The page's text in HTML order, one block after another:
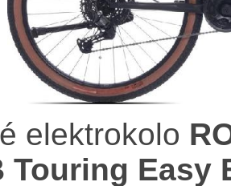
elektrokolo
Touring Easy